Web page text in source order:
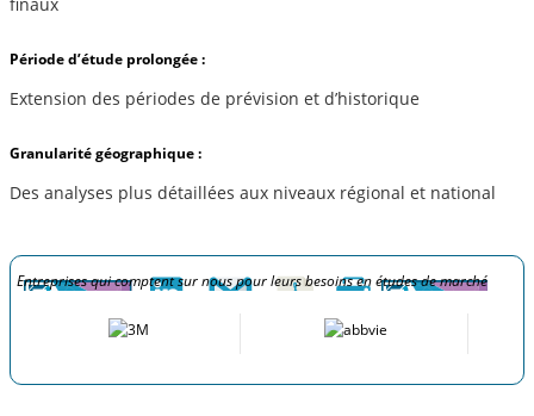
Période d’étude prolongée :
Extension des périodes de prévision et d’historique
Granularité géographique :
Des analyses plus détaillées aux niveaux régional et national
Entreprises qui comptent sur nous pour leurs besoins en études de marché